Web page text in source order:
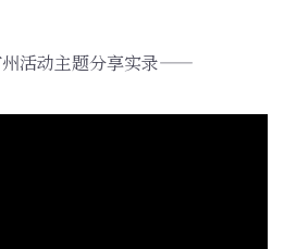
州活动主题分享实录——